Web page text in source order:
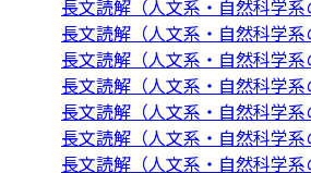
長文読解（人文系・自然科学
長文読解（人文系・自然科学
長文読解（人文系・自然科学
長文読解（人文系・自然科学
長文読解（人文系・自然科学
長文読解（人文系・自然科学
長文読解（人文系・自然科学